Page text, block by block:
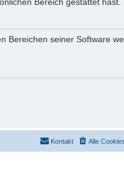
Bereich gestattet hast.
Bereichen seiner Software
Alle
Kontakt